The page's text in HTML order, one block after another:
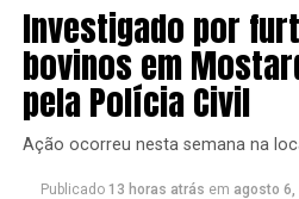
Investigado por
bovinos em
pela Polícia Civil
Ação ocorreu nesta semana na
Publicado 13 horas atrás em agosto 6,